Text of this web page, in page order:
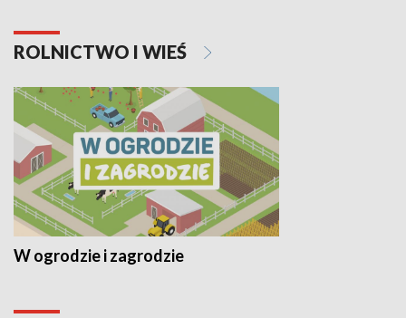
ROLNICTWO I WIEŚ
W ogrodzie i zagrodzie